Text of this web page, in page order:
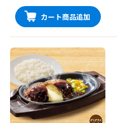
カート商品追加